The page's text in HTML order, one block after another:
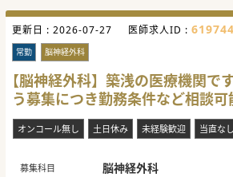
更新日 : 2026-07-27 医師求人ID : 619744
常勤 脳神経外科
【脳神経外科】築浅の医療機関で
う募集につき勤務条件など相談可
オンコール無し 土日休み 未経験歓迎 当直なし
募集科目 脳神経外科